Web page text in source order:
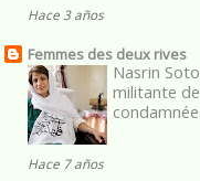
Hace 3 años
Femmes des deux rives
Nasrin
militante
Hace 7 años